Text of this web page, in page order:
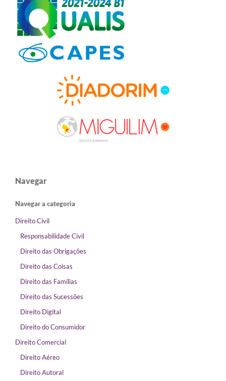
Navegar
Navegar a categoria
Direito Civil
Responsabilidade Civil
Direito das Obrigações
Direito das Coisas
Direito das Famílias
Direito das Sucessões
Direito Digital
Direito do Consumidor
Direito Comercial
Direito Aéreo
Direito Autoral